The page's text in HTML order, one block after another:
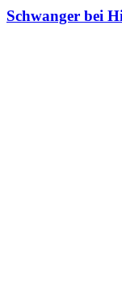
Schwanger bei